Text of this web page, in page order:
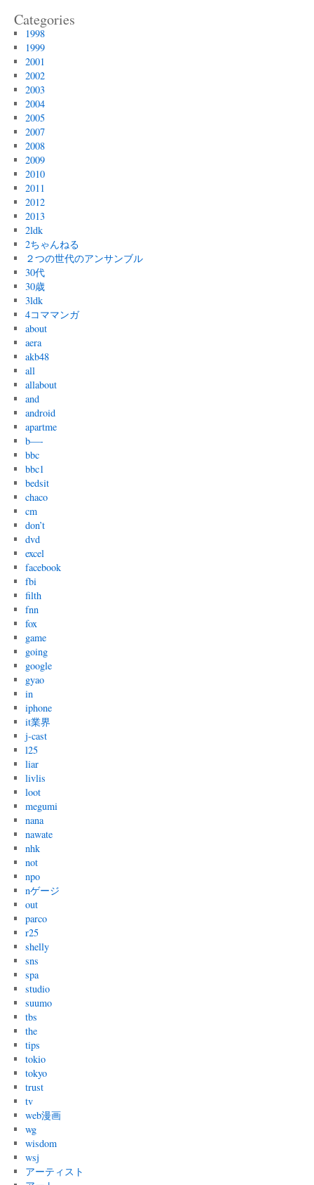
Categories
1998
1999
2001
2002
2003
2004
2005
2007
2008
2009
2010
2011
2012
2013
2ldk
2ちゃんねる
２つの世代のアンサンブル
30代
30歳
3ldk
4コママンガ
about
aera
akb48
all
allabout
and
android
apartme
b—-
bbc
bbc1
bedsit
chaco
cm
don’t
dvd
excel
facebook
fbi
filth
fnn
fox
game
going
google
gyao
in
iphone
it業界
j-cast
l25
liar
livlis
loot
megumi
nana
nawate
nhk
not
npo
nゲージ
out
parco
r25
shelly
sns
spa
studio
suumo
tbs
the
tips
tokio
tokyo
trust
tv
web漫画
wg
wisdom
wsj
アーティスト